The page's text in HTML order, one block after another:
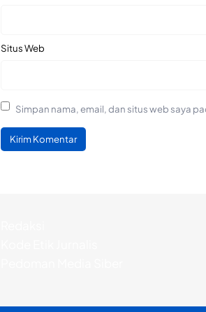
Situs Web
Simpan nama, email, dan situs web saya